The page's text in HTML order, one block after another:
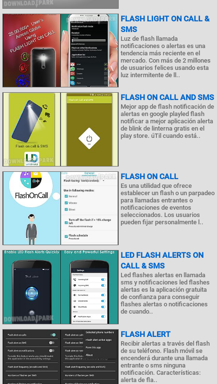
FLASH LIGHT ON CALL &
SMS
Luz de flash llamada
notificaciones o alertas es una
tendencia más reciente en el
mercado. Con más de 2 millones
de usuarios felices usando esta
luz intermitente de ll..
FLASH ON CALL AND SMS
Mejor app de flash notificación de
alertas en google playled flash
notificar a mejor aplicación alerta
de blink de linterna gratis en el
play store. úTil cuando está..
FLASH ON CALL
Es una utilidad que ofrece
establecer un flash o un parpadeo
para llamadas entrantes o
notificaciones de eventos
seleccionados. Los usuarios
pueden fijar personalmente l..
LED FLASH ALERTS ON
CALL & SMS
Led flashes alertas en llamada
sms y notificaciones led flashes
alertas es la aplicación gratuita
de confianza para conseguir
flashes alertas o notificaciones
de cuando..
FLASH ALERT
Recibir alertas a través del flash
de su teléfono. Flash móvil se
encenderá durante una llamada
entrante o sms ninguna
notificación. Características:
alerta de fla..